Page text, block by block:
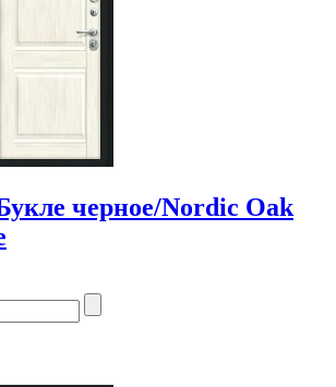
черное/Nordic Oak